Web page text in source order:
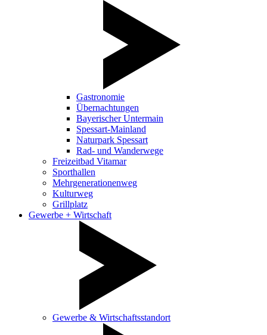
Gastronomie
Übernachtungen
Bayerischer Untermain
Spessart-Mainland
Naturpark Spessart
Rad- und Wanderwege
Freizeitbad Vitamar
Sporthallen
Mehrgenerationenweg
Kulturweg
Grillplatz
Gewerbe + Wirtschaft
Gewerbe & Wirtschaftsstandort